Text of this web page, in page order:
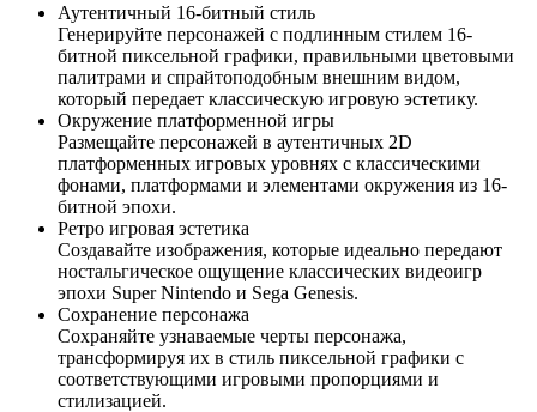
Аутентичный 16-битный стиль
Генерируйте персонажей с подлинным стилем 16-
битной пиксельной графики, правильными цветовыми
палитрами и спрайтоподобным внешним видом,
который передает классическую игровую эстетику.
Окружение платформенной игры
Размещайте персонажей в аутентичных 2D
платформенных игровых уровнях с классическими
фонами, платформами и элементами окружения из 16-
битной эпохи.
Ретро игровая эстетика
Создавайте изображения, которые идеально передают
ностальгическое ощущение классических видеоигр
эпохи Super Nintendo и Sega Genesis.
Сохранение персонажа
Сохраняйте узнаваемые черты персонажа,
трансформируя их в стиль пиксельной графики с
соответствующими игровыми пропорциями и
стилизацией.